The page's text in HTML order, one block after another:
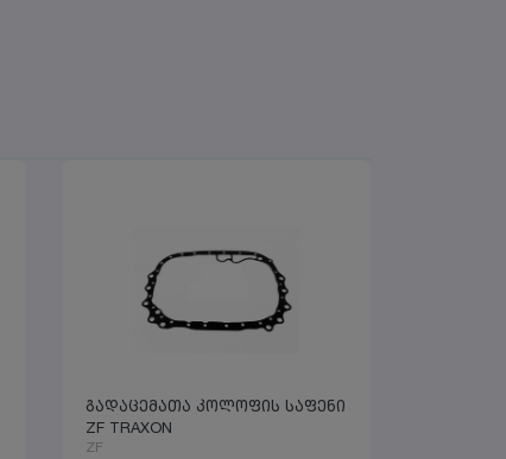
გადაცემათა კოლოფის საფენი
ZF TRAXON
ZF